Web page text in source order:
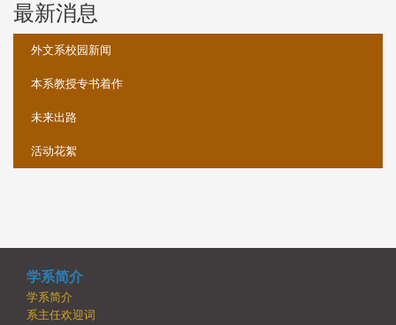
最新消息
外文系校园新闻
本系教授专书着作
未来出路
活动花絮
学系简介
学系简介
系主任欢迎词